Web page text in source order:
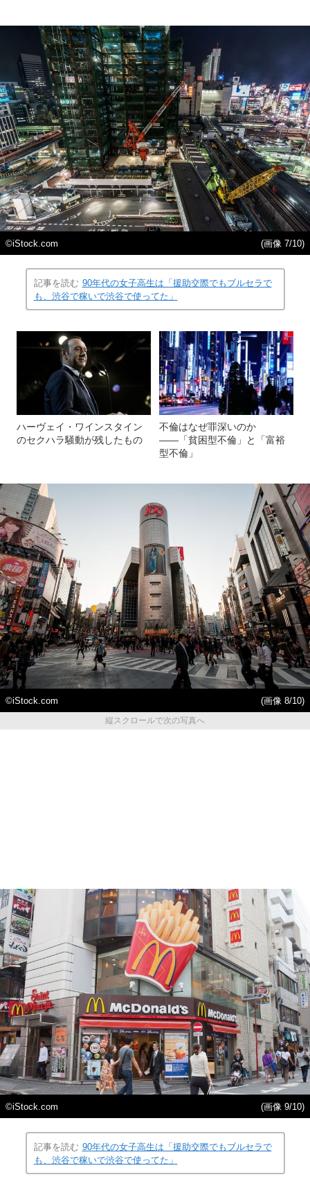
©iStock.com (画像 7/10)
記事を読む 90年代の女子高生は「援助交際でもブルセラで
も、渋谷で稼いで渋谷で使ってた」
ハーヴェイ・ワインスタイン
のセクハラ騒動が残したもの
不倫はなぜ罪深いのか
――「貧困型不倫」と「富裕
型不倫」
©iStock.com
(画像 8/10)
縦スクロールで次の写真へ
©iStock.com (画像 9/10)
記事を読む 90年代の女子高生は「援助交際でもブルセラで
も、渋谷で稼いで渋谷で使ってた」